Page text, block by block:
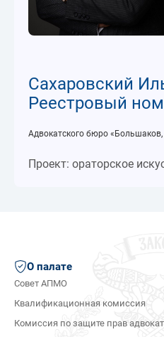
Сахаровский
Реестровый
Адвокатского бюро
Проект: ораторское
О палате
Совет АПМО
Квалификационная комиссия
Комиссия по защите прав